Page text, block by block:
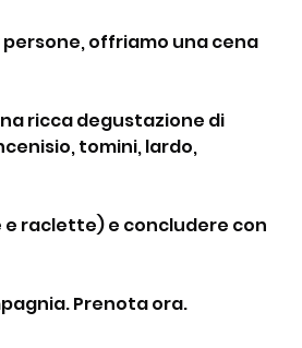
persone, offriamo una cena
ricca degustazione di
tomini, lardo,
e raclette) e concludere con
Prenota ora.